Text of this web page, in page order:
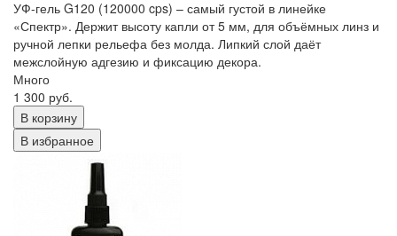
УФ-гель G120 (120000 cps) – самый густой в линейке
«Спектр». Держит высоту капли от 5 мм, для объёмных линз и
ручной лепки рельефа без молда. Липкий слой даёт
межслойную адгезию и фиксацию декора.
Много
1 300 руб.
В корзину
В избранное